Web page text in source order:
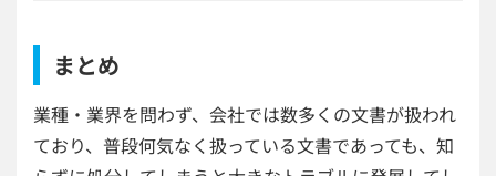
まとめ
業種・業界を問わず、会社では数多くの文書が扱われ
ており、普段何気なく扱っている文書であっても、知